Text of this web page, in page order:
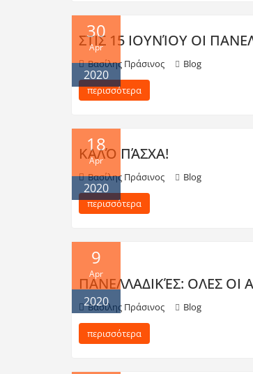
30
Apr
2020
ΣΤΙΣ 15 ΙΟΥΝΊΟΥ ΟΙ
Βασίλης Πράσινος Blog
περισσότερα
18
Apr
2020
ΚΑΛΌ ΠΆΣΧΑ!
Βασίλης Πράσινος Blog
περισσότερα
9
Apr
2020
ΠΑΝΕΛΛΑΔΙΚΈΣ: ΟΛΕΣ ΟΙ
Βασίλης Πράσινος Blog
περισσότερα